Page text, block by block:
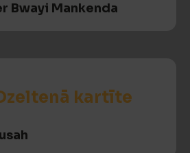
Bwayi Mankenda
kartīte